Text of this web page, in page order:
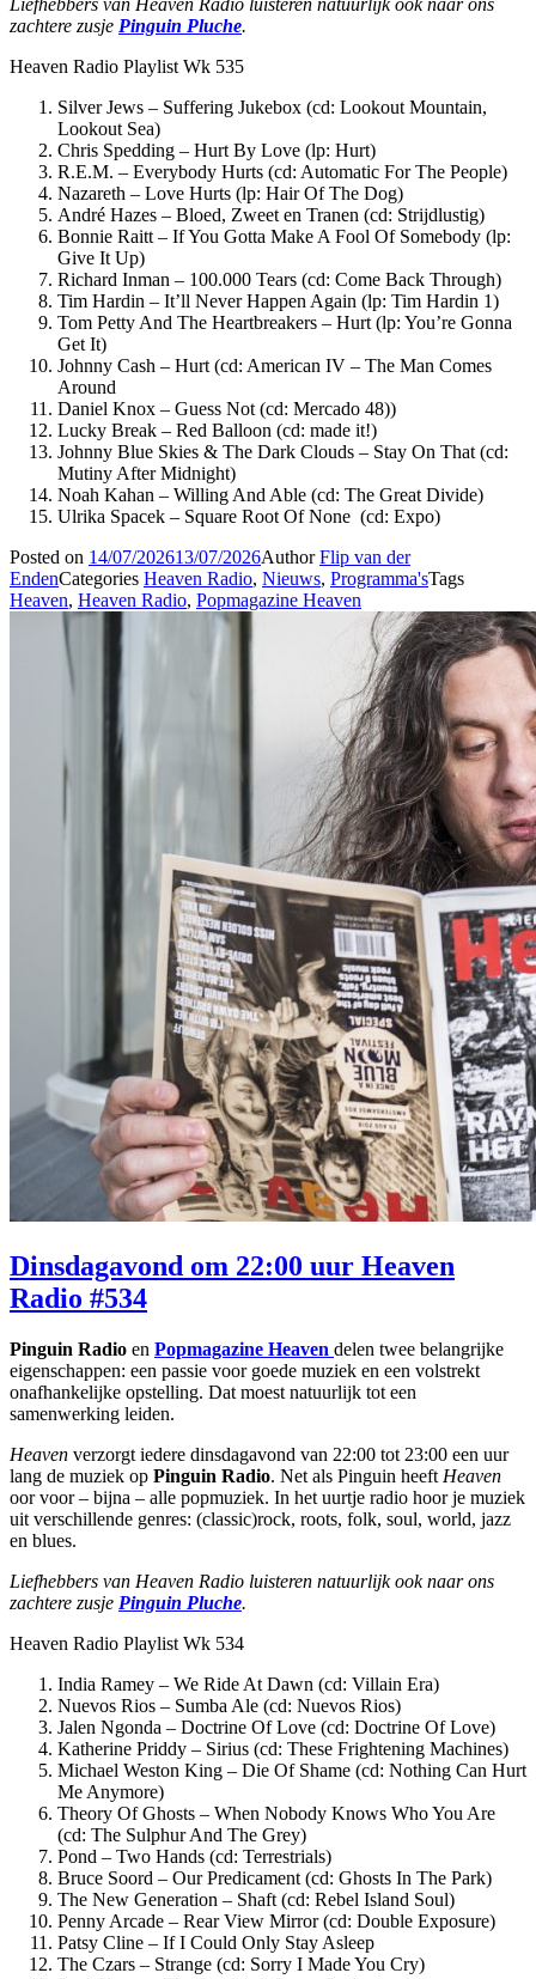
Liefhebbers van Heaven Radio luisteren natuurlijk ook naar ons
zachtere zusje Pinguin Pluche.
Heaven Radio Playlist Wk 535
Silver Jews – Suffering Jukebox (cd: Lookout Mountain,
Lookout Sea)
Chris Spedding – Hurt By Love (lp: Hurt)
R.E.M. – Everybody Hurts (cd: Automatic For The People)
Nazareth – Love Hurts (lp: Hair Of The Dog)
André Hazes – Bloed, Zweet en Tranen (cd: Strijdlustig)
Bonnie Raitt – If You Gotta Make A Fool Of Somebody (lp:
Give It Up)
Richard Inman – 100.000 Tears (cd: Come Back Through)
Tim Hardin – It’ll Never Happen Again (lp: Tim Hardin 1)
Tom Petty And The Heartbreakers – Hurt (lp: You’re Gonna
Get It)
Johnny Cash – Hurt (cd: American IV – The Man Comes
Around
Daniel Knox – Guess Not (cd: Mercado 48))
Lucky Break – Red Balloon (cd: made it!)
Johnny Blue Skies & The Dark Clouds – Stay On That (cd:
Mutiny After Midnight)
Noah Kahan – Willing And Able (cd: The Great Divide)
Ulrika Spacek – Square Root Of None (cd: Expo)
Posted on 14/07/202613/07/2026AuthorFlip van der
EndenCategories Heaven Radio, Nieuws, Programma'sTags
Heaven, Heaven Radio, Popmagazine Heaven
Dinsdagavond om 22:00 uur Heaven
Radio #534
Pinguin Radio en Popmagazine Heaven delen twee belangrijke
eigenschappen: een passie voor goede muziek en een volstrekt
onafhankelijke opstelling. Dat moest natuurlijk tot een
samenwerking leiden.
Heaven verzorgt iedere dinsdagavond van 22:00 tot 23:00 een uur
lang de muziek op Pinguin Radio. Net als Pinguin heeft Heaven
oor voor – bijna – alle popmuziek. In het uurtje radio hoor je muziek
uit verschillende genres: (classic)rock, roots, folk, soul, world, jazz
en blues.
Liefhebbers van Heaven Radio luisteren natuurlijk ook naar ons
zachtere zusje Pinguin Pluche.
Heaven Radio Playlist Wk 534
India Ramey – We Ride At Dawn (cd: Villain Era)
Nuevos Rios – Sumba Ale (cd: Nuevos Rios)
Jalen Ngonda – Doctrine Of Love (cd: Doctrine Of Love)
Katherine Priddy – Sirius (cd: These Frightening Machines)
Michael Weston King – Die Of Shame (cd: Nothing Can Hurt
Me Anymore)
Theory Of Ghosts – When Nobody Knows Who You Are
(cd: The Sulphur And The Grey)
Pond – Two Hands (cd: Terrestrials)
Bruce Soord – Our Predicament (cd: Ghosts In The Park)
The New Generation – Shaft (cd: Rebel Island Soul)
Penny Arcade – Rear View Mirror (cd: Double Exposure)
Patsy Cline – If I Could Only Stay Asleep
The Czars – Strange (cd: Sorry I Made You Cry)